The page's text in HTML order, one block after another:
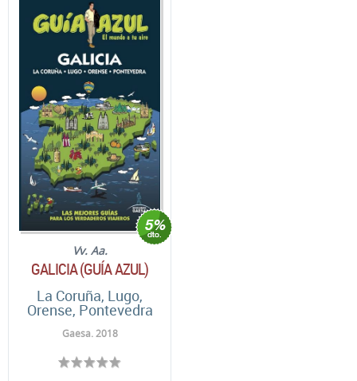
Vv. Aa.
GALICIA (GUÍA AZUL)
La Coruña, Lugo,
Orense, Pontevedra
Gaesa. 2018